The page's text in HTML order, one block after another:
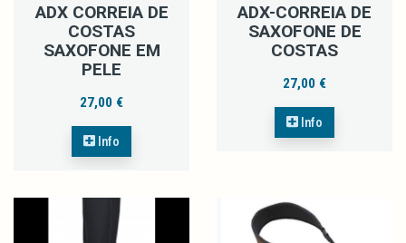
ADX CORREIA DE
COSTAS
SAXOFONE EM
PELE
27,00 €
Info
ADX-CORREIA DE
SAXOFONE DE
COSTAS
27,00 €
Info